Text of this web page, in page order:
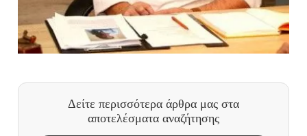
Δείτε περισσότερα άρθρα μας στα
αποτελέσματα αναζήτησης